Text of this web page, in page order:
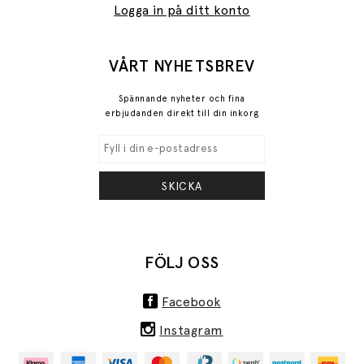
Logga in på ditt konto
VÅRT NYHETSBREV
Spännande nyheter och fina
erbjudanden direkt till din inkorg
SKICKA
FÖLJ OSS
Facebook
Instagram